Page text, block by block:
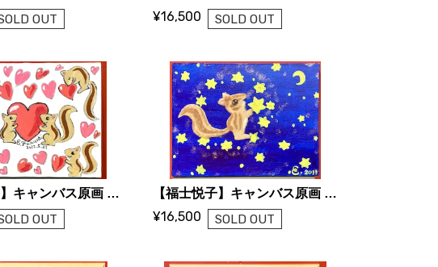
OUT ¥16,500 SOLD OUT
【福士悦子】キャンバス原画 「ハートとシマリスたち」
OUT
【福士悦子】キャンバス原画 「星をつかまえよう」
¥16,500 SOLD OUT